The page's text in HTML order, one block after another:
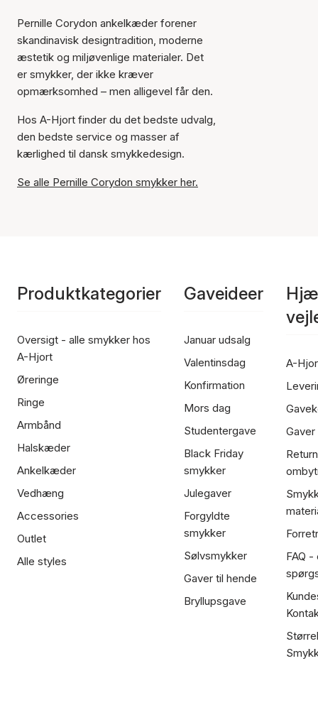
Pernille Corydon ankelkæder forener
skandinavisk designtradition, moderne
æstetik og miljøvenlige materialer. Det
er smykker, der ikke kræver
opmærksomhed – men alligevel får den.
Hos A-Hjort finder du det bedste udvalg,
den bedste service og masser af
kærlighed til dansk smykkedesign.
Se alle Pernille Corydon smykker her.
Produktkategorier
Oversigt - alle smykker hos
A-Hjort
Øreringe
Ringe
Armbånd
Halskæder
Ankelkæder
Vedhæng
Accessories
Outlet
Alle styles
Gaveideer
Januar udsalg
Valentinsdag
Konfirmation
Mors dag
Studentergave
Black Friday
smykker
Julegaver
Forgyldte
smykker
Sølvsmykker
Gaver til hende
Bryllupsgave
A-
FAQ